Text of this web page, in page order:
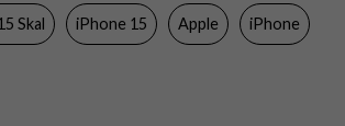
Grå
Skal iPhone 15 Apple iPhone